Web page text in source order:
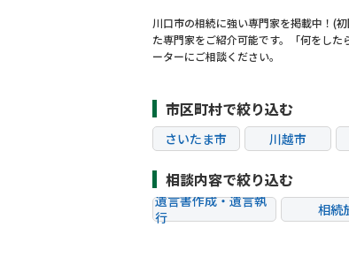
川口市の相続に強い専門家を掲載中！(
た専門家をご紹介可能です。「何をし
ーターにご相談ください。
市区町村で絞り込む
さいたま市 川越市
相談内容で絞り込む
遺言書作成・遺言執
行
相続